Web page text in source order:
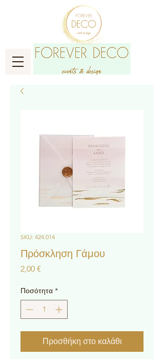
SKU: 424.014
Πρόσκληση Γάμου
2,00 €
Ποσότητα *
Προσθήκη στο καλάθι